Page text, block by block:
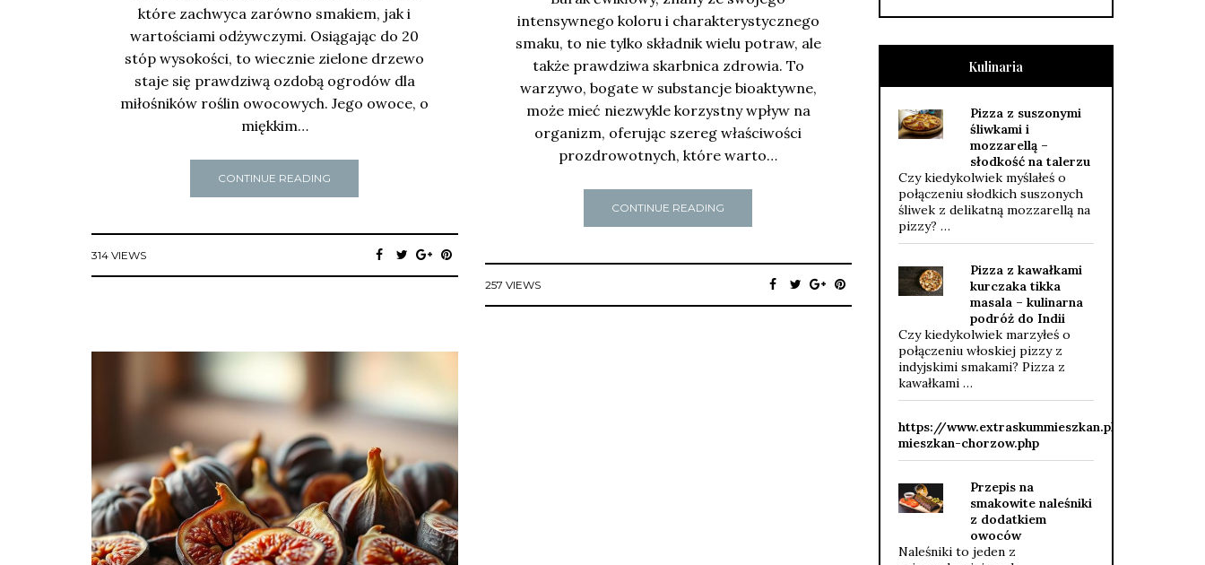
które zachwyca zarówno smakiem, jak i
wartościami odżywczymi. Osiągając do 20
stóp wysokości, to wiecznie zielone drzewo
staje się prawdziwą ozdobą ogrodów dla
miłośników roślin owocowych. Jego owoce, o
miękkim…
CONTINUE READING
314 VIEWS
intensywnego koloru i charakterystycznego
smaku, to nie tylko składnik wielu potraw, ale
także prawdziwa skarbnica zdrowia. To
warzywo, bogate w substancje bioaktywne,
może mieć niezwykle korzystny wpływ na
organizm, oferując szereg właściwości
prozdrowotnych, które warto…
CONTINUE READING
257 VIEWS
Kulinaria
Pizza z suszonymi
śliwkami i
mozzarellą –
słodkość na talerzu
Czy kiedykolwiek myślałeś o
połączeniu słodkich suszonych
śliwek z delikatną mozzarellą na
pizzy? …
Pizza z kawałkami
kurczaka tikka
masala – kulinarna
podróż do Indii
Czy kiedykolwiek marzyłeś o
połączeniu włoskiej pizzy z
indyjskimi smakami? Pizza z
kawałkami …
https://www.extraskummieszkan.pl/slask/skup-
mieszkan-chorzow.php
Przepis na
smakowite naleśniki
z dodatkiem
owoców
Naleśniki to jeden z